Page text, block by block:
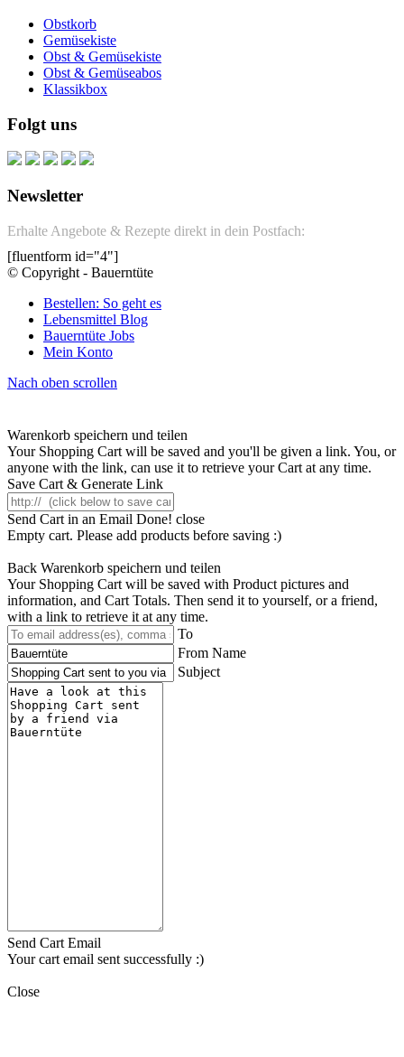
Obstkorb
Gemüsekiste
Obst & Gemüsekiste
Obst & Gemüseabos
Klassikbox
Folgt uns
Newsletter
Erhalte Angebote & Rezepte direkt in dein Postfach:
[fluentform id="4"]
© Copyright - Bauerntüte
Bestellen: So geht es
Lebensmittel Blog
Bauerntüte Jobs
Mein Konto
Nach oben scrollen
Warenkorb speichern und teilen
Your Shopping Cart will be saved and you'll be given a link. You, or
anyone with the link, can use it to retrieve your Cart at any time.
Save Cart & Generate Link
Send Cart in an Email Done! close
Empty cart. Please add products before saving :)
Back Warenkorb speichern und teilen
Your Shopping Cart will be saved with Product pictures and
information, and Cart Totals. Then send it to yourself, or a friend,
with a link to retrieve it at any time.
To
From Name
Subject
Send Cart Email
Your cart email sent successfully :)
Close